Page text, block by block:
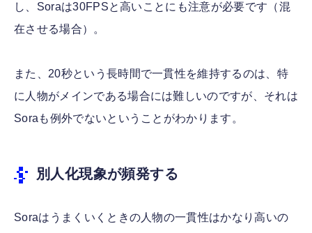
し、Soraは30FPSと高いことにも注意が必要です（混
在させる場合）。
また、20秒という長時間で一貫性を維持するのは、特
に人物がメインである場合には難しいのですが、それは
Soraも例外でないということがわかります。
別人化現象が頻発する
Soraはうまくいくときの人物の一貫性はかなり高いの